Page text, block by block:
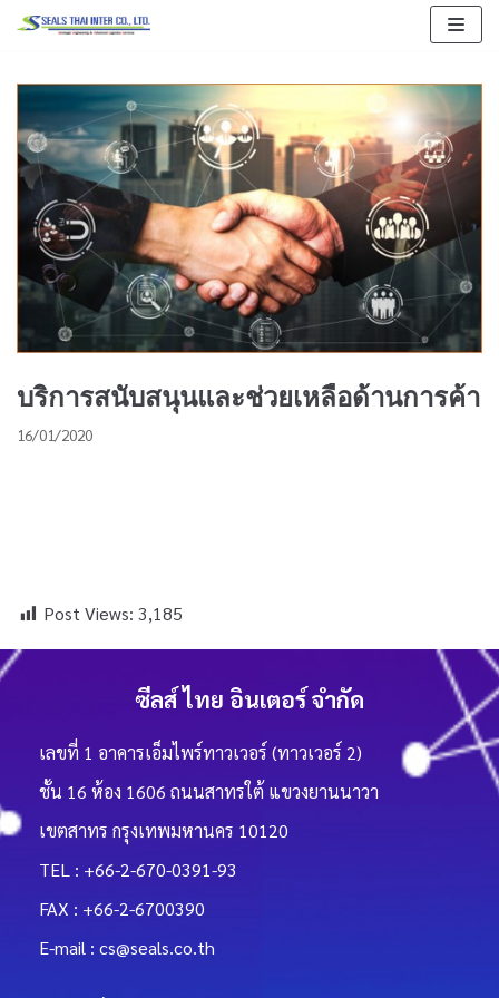
Skip
content
บริการสนับสนุนและช่วยเหลือด้านการค้า
16/01/2020
Post Views: 3,185
ซีลส์ ไทย อินเตอร์ จำกัด
เลขที่ 1 อาคารเอ็มไพร์ทาวเวอร์ (ทาวเวอร์ 2)
ชั้น 16 ห้อง 1606 ถนนสาทรใต้ แขวงยานนาวา
เขตสาทร กรุงเทพมหานคร 10120
TEL : +66-2-670-0391-93
FAX : +66-2-6700390
E-mail : cs@seals.co.th